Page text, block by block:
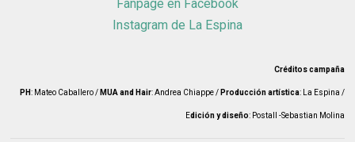
Fanpage en Facebook
Instagram de La Espina
Créditos campaña
PH: Mateo Caballero / MUA and Hair: Andrea Chiappe / Producción artística: La Espina /
Edición y diseño: Postall -Sebastian Molina